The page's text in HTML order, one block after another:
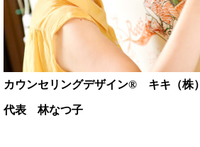
カウンセリングデザイン® キキ（株）
代表 林なつ子